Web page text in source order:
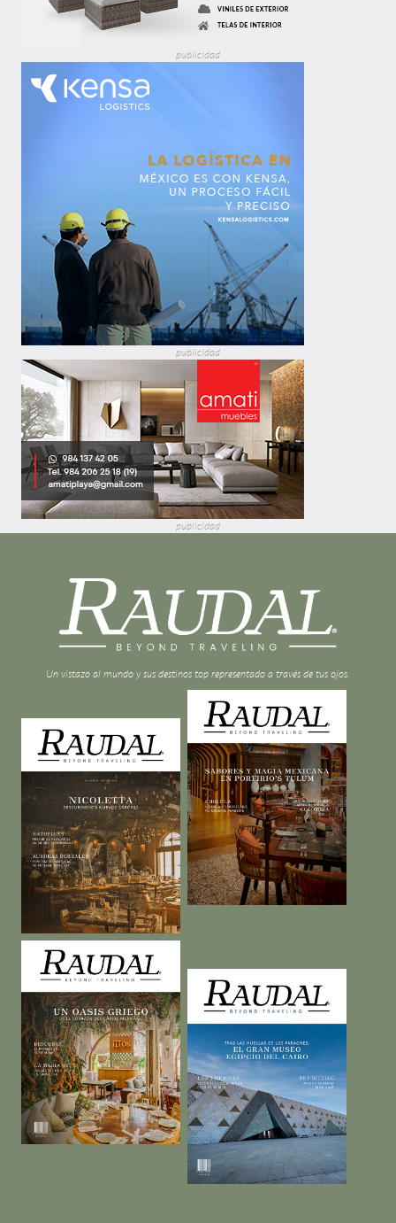
publicidad
publicidad
publicidad
Un vistazo al mundo y sus destinos top representado a través de tus ojos.